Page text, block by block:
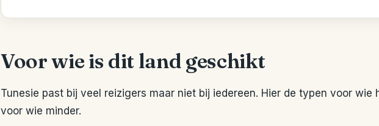
Voor wie is dit land geschikt
Tunesie past bij veel reizigers maar niet bij iedereen. Hier de typen voor wie
voor wie minder.